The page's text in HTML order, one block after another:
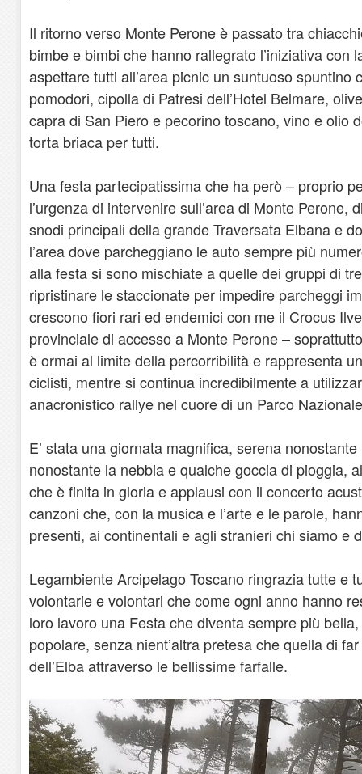
Il ritorno verso Monte Perone è passato tra
bimbe e bimbi che hanno rallegrato l’iniziativa con
aspettare tutti all’area picnic un suntuoso spuntino
pomodori, cipolla di Patresi dell’Hotel Belmare,
capra di San Piero e pecorino toscano, vino e olio
torta briaca per tutti.
Una festa partecipatissima che ha però – proprio
l’urgenza di intervenire sull’area di Monte Perone,
snodi principali della grande Traversata Elbana e
l’area dove parcheggiano le auto sempre più
alla festa si sono mischiate a quelle dei gruppi di
ripristinare le staccionate per impedire parcheggi
crescono fiori rari ed endemici con me il Crocus
provinciale di accesso a Monte Perone –
è ormai al limite della percorribilità e rappresenta
ciclisti, mentre si continua incredibilmente a
anacronistico rallye nel cuore di un Parco
E’ stata una giornata magnifica, serena
nonostante la nebbia e qualche goccia di pioggia,
che è finita in gloria e applausi con il concerto
canzoni che, con la musica e l’arte e le parole,
presenti, ai continentali e agli stranieri chi siamo e
Legambiente Arcipelago Toscano ringrazia tutte e
volontarie e volontari che come ogni anno hanno
loro lavoro una Festa che diventa sempre più
popolare, senza nient’altra pretesa che quella di
dell’Elba attraverso le bellissime farfalle.